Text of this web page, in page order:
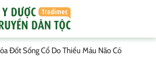
Đốt Sống Cổ Do Thiếu Máu Não Có